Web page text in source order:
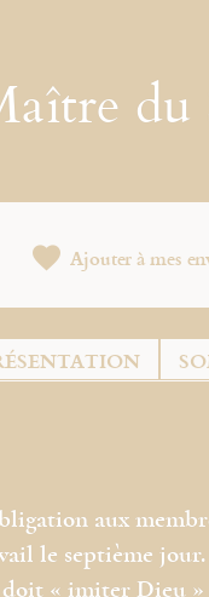
du
Ajouter à mes
aux
le septième